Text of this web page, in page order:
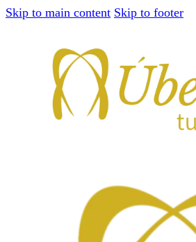
Skip to main content Skip to footer